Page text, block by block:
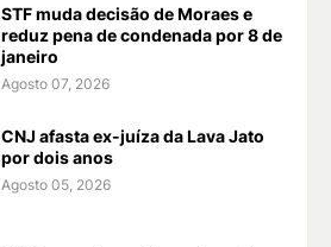
STF muda decisão de Moraes e
reduz pena de condenada por 8 de
janeiro
Agosto 07, 2026
CNJ afasta ex-juíza da Lava Jato
por dois anos
Agosto 05, 2026